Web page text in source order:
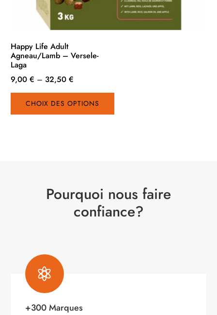
Happy Life Adult
Agneau/Lamb – Versele-
Laga
9,00€ – 32,50€
CHOIX DES OPTIONS
Ce
a
être
choisies
sur
Pourquoi nous faire
confiance?

+300 Marques